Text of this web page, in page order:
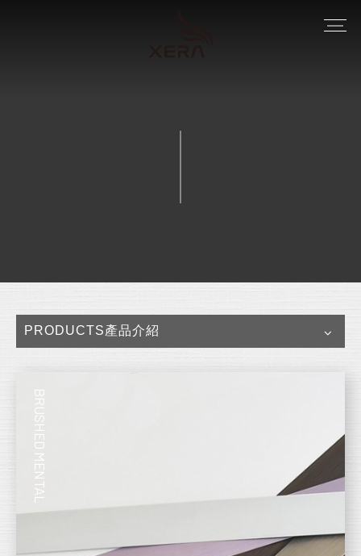
PRODUCTS產品介紹
BRUSHED MENTAL